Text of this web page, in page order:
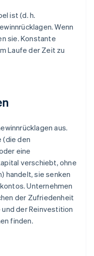
ist (d. h.
Wenn
sie. Konstante
Laufe der Zeit zu
aus.
(die den
eine
verschiebt, ohne
handelt, sie senken
Unternehmen
der Zufriedenheit
der Reinvestition
finden.